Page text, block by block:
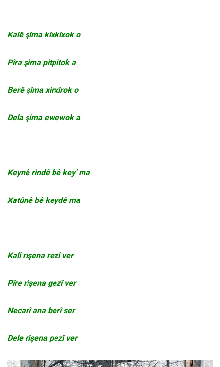
Kalê şima kixkixok o
Pîra şima pitpitok a
Berê şima xirxirok o
Dela şima ewewok a
Keynê rindê bê key' ma
Xatûnê bê keydê ma
Kalî rişena rezî ver
Pîre rişena gezî ver
Necarî ana berî ser
Dele rişena pezî ver